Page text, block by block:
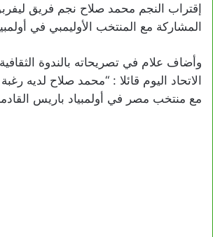
إقتراب النجم محمد صلاح نجم فريق
المشاركة مع المنتخب الأوليمبي في
وأضاف علام في تصريحاته بالندوة
الاتحاد اليوم قائلا : “محمد صلاح لديه
مع منتخب مصر في أولمبياد باريس